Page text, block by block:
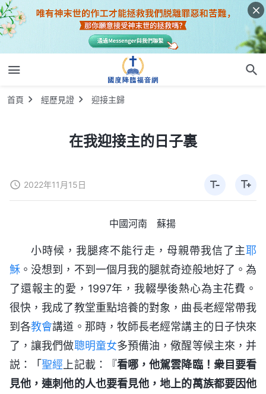
首頁 經歷見證 迎接主歸
在我迎接主的日子裏
2022年11月15日
中國河南 蘇揚
小時候，我腿疼不能行走，母親帶我信了主耶
穌 。没想到，不到一個月我的腿就奇迹般地好了。為
了還報主的愛，1997年，我輟學後熱心為主花費。
很快，我成了教堂重點培養的對象，曲長老經常帶我
到各教會講道。那時，牧師長老經常講主的日子快來
了，讓我們做聰明童女多預備油，儆醒等候主來，并
説：「聖經 上記載：『看哪，他駕雲降臨！衆目要看
見他，連刺他的人也要看見他，地上的萬族都要因他